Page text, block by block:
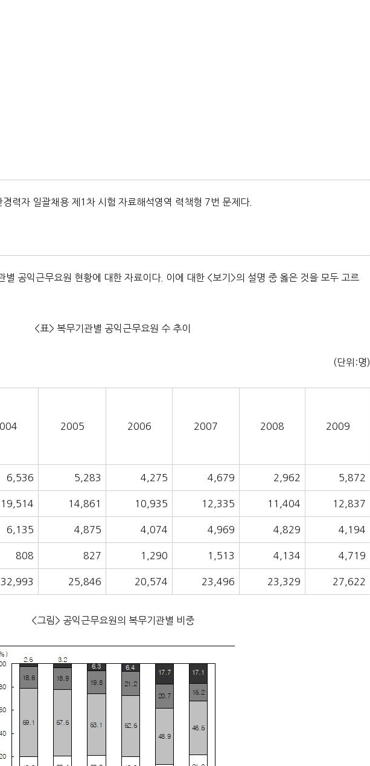
력자 일괄채용 제1차 시험 자료해석영역 력책형 7번 문제다.
공익근무요원 현황에 대한 자료이다. 이에 대한 <보기>의 설명 중 옳은 것을 모두 고르
<표> 복무기관별 공익근무요원 수 추이
(단위:명)
2005 2006 2007 2008 2009
6,536 5,283 4,275 4,679 2,962 5,872
19,514 14,861 10,935 12,335 11,404 12,837
6,135 4,875 4,074 4,969 4,829 4,194
808 827 1,290 1,513 4,134 4,719
32,993 25,846 20,574 23,496 23,329 27,622
<그림> 공익근무요원의 복무기관별 비중